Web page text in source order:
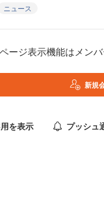
ニュース
ージ表示機能はメン
新規
を表示 プッシュ